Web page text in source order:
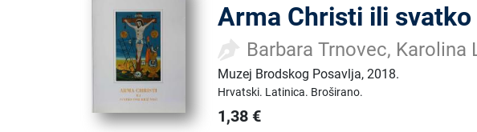
Arma Christi ili
Barbara Trnovec, Karolina
Muzej Brodskog Posavlja,2018.
Hrvatski. Latinica. Broširano.
1,38 €